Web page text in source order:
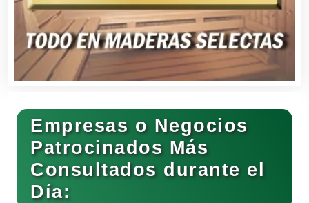
Banquetes
Bares y Cantinas
Basculas
Bebidas
Empresas o Negocios
Patrocinados Más
Consultados durante el
Día: